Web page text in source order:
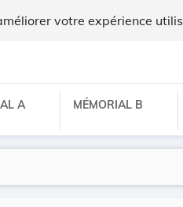
votre expérience
A MÉMORIAL B